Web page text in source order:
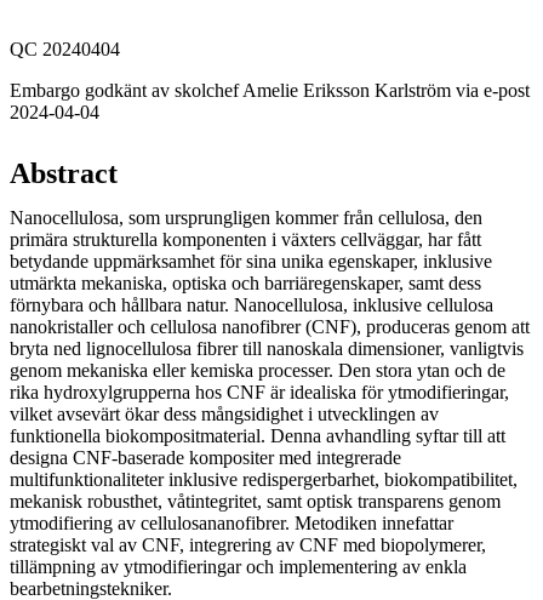
QC 20240404
Embargo godkänt av skolchef Amelie Eriksson Karlström via e-post
2024-04-04
Abstract
Nanocellulosa, som ursprungligen kommer från cellulosa, den
primära strukturella komponenten i växters cellväggar, har fått
betydande uppmärksamhet för sina unika egenskaper, inklusive
utmärkta mekaniska, optiska och barriäregenskaper, samt dess
förnybara och hållbara natur. Nanocellulosa, inklusive cellulosa
nanokristaller och cellulosa nanofibrer (CNF), produceras genom att
bryta ned lignocellulosa fibrer till nanoskala dimensioner, vanligtvis
genom mekaniska eller kemiska processer. Den stora ytan och de
rika hydroxylgrupperna hos CNF är idealiska för ytmodifieringar,
vilket avsevärt ökar dess mångsidighet i utvecklingen av
funktionella biokompositmaterial. Denna avhandling syftar till att
designa CNF-baserade kompositer med integrerade
multifunktionaliteter inklusive redispergerbarhet, biokompatibilitet,
mekanisk robusthet, våtintegritet, samt optisk transparens genom
ytmodifiering av cellulosananofibrer. Metodiken innefattar
strategiskt val av CNF, integrering av CNF med biopolymerer,
tillämpning av ytmodifieringar och implementering av enkla
bearbetningstekniker.